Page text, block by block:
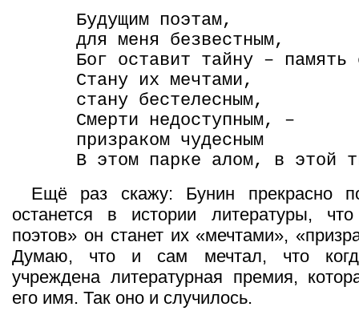
Будущим поэтам,
для меня безвестным,
Бог оставит тайну –
Стану их мечтами,
стану бестелесным,
Смерти недоступным, –
призраком чудесным
В этом парке алом, в этой
Ещё раз скажу: Бунин прекрасно
останется в истории литературы,
поэтов» он станет их «мечтами»,
Думаю, что и сам мечтал, что
учреждена литературная премия,
его имя. Так оно и случилось.